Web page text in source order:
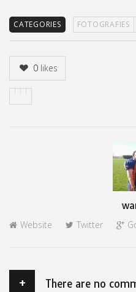
CATEGORIES FOTOGRAFIES
0 likes
Website
Twitter
+ There are no